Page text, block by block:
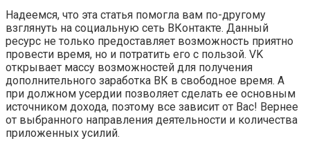
Надеемся, что эта статья помогла вам по-другому
взглянуть на социальную сеть ВКонтакте. Данный
ресурс не только предоставляет возможность приятно
провести время, но и потратить его с пользой. VK
открывает массу возможностей для получения
дополнительного заработка ВК в свободное время. А
при должном усердии позволяет сделать ее основным
источником дохода, поэтому все зависит от Вас! Вернее
от выбранного направления деятельности и количества
приложенных усилий.